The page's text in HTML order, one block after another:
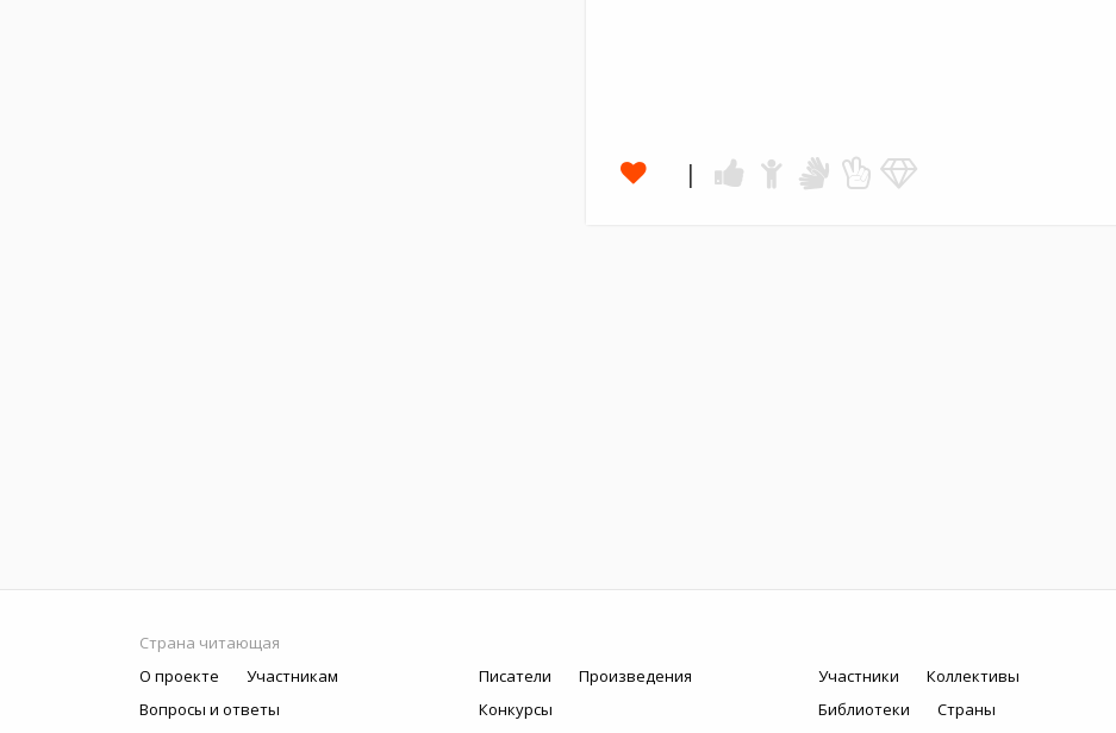
Страна читающая
О проекте
Участникам
Вопросы и ответы
Писатели
Произведения
Конкурсы
Участники
Коллективы
Библиотеки
Страны